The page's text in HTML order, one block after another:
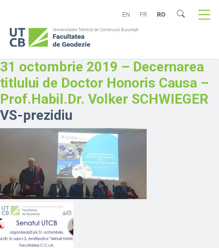
EN FR RO
31 octombrie 2019 – Decernarea
titlului de Doctor Honoris Causa –
Prof.Habil.Dr. Volker SCHWIEGER
VS-prezidiu